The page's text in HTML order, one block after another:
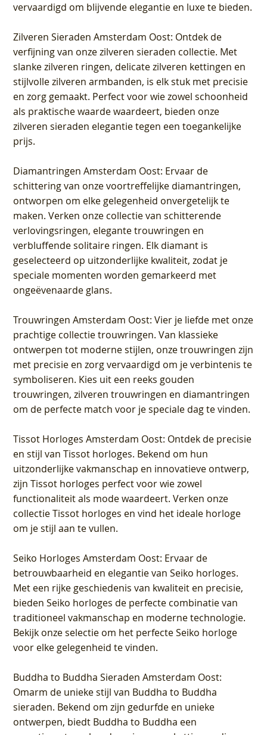
vervaardigd om blijvende elegantie en luxe te bieden.
Zilveren Sieraden Amsterdam Oost: Ontdek de
verfijning van onze zilveren sieraden collectie. Met
slanke zilveren ringen, delicate zilveren kettingen en
stijlvolle zilveren armbanden, is elk stuk met precisie
en zorg gemaakt. Perfect voor wie zowel schoonheid
als praktische waarde waardeert, bieden onze
zilveren sieraden elegantie tegen een toegankelijke
prijs.
Diamantringen Amsterdam Oost: Ervaar de
schittering van onze voortreffelijke diamantringen,
ontworpen om elke gelegenheid onvergetelijk te
maken. Verken onze collectie van schitterende
verlovingsringen, elegante trouwringen en
verbluffende solitaire ringen. Elk diamant is
geselecteerd op uitzonderlijke kwaliteit, zodat je
speciale momenten worden gemarkeerd met
ongeëvenaarde glans.
Trouwringen Amsterdam Oost: Vier je liefde met onze
prachtige collectie trouwringen. Van klassieke
ontwerpen tot moderne stijlen, onze trouwringen zijn
met precisie en zorg vervaardigd om je verbintenis te
symboliseren. Kies uit een reeks gouden
trouwringen, zilveren trouwringen en diamantringen
om de perfecte match voor je speciale dag te vinden.
Tissot Horloges Amsterdam Oost: Ontdek de precisie
en stijl van Tissot horloges. Bekend om hun
uitzonderlijke vakmanschap en innovatieve ontwerp,
zijn Tissot horloges perfect voor wie zowel
functionaliteit als mode waardeert. Verken onze
collectie Tissot horloges en vind het ideale horloge
om je stijl aan te vullen.
Seiko Horloges Amsterdam Oost: Ervaar de
betrouwbaarheid en elegantie van Seiko horloges.
Met een rijke geschiedenis van kwaliteit en precisie,
bieden Seiko horloges de perfecte combinatie van
traditioneel vakmanschap en moderne technologie.
Bekijk onze selectie om het perfecte Seiko horloge
voor elke gelegenheid te vinden.
Buddha to Buddha Sieraden Amsterdam Oost:
Omarm de unieke stijl van Buddha to Buddha
sieraden. Bekend om zijn gedurfde en unieke
ontwerpen, biedt Buddha to Buddha een